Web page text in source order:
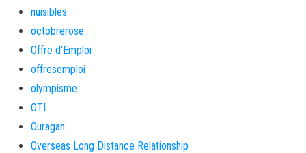
nuisibles
octobrerose
Offre d'Emploi
offresemploi
olympisme
OTI
Ouragan
Overseas Long Distance Relationship